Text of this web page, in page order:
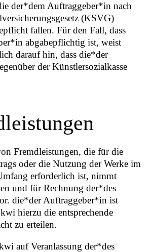
der*dem Auftraggeber*in nach
(KSVG)
fallen. Für den Fall, dass
abgabepflichtig ist, weist
darauf hin, dass die*der
der Künstlersozialkasse
Fremdleistungen, die für die
oder die Nutzung der Werke im
erforderlich ist, nimmt
und für Rechnung der*des
die*der Auftraggeber*in ist
hierzu die entsprechende
zu erteilen.
auf Veranlassung der*des